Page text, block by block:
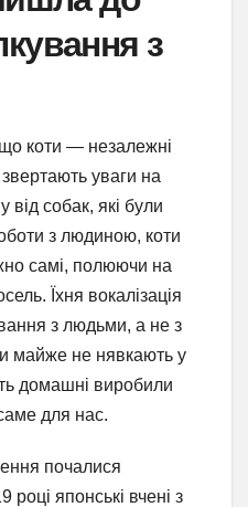
з
коти — незалежні
уваги на
від собак, які були
з людиною, коти
самі, полюючи на
Їхня вокалізація
з людьми, а не з
майже не нявкають у
домашні виробили
для нас.
почалися
році японські вчені з